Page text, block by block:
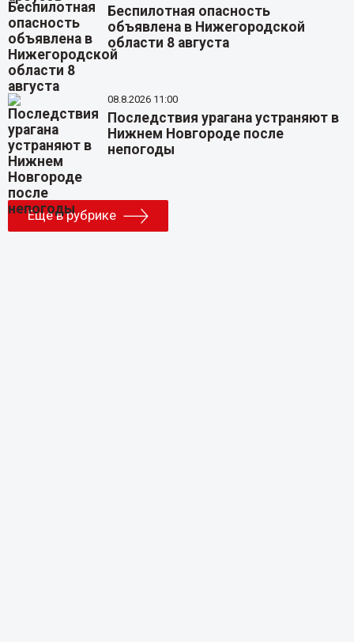
Беспилотная опасность
объявлена в Нижегородской
области 8 августа
08.8.2026 11:00
Последствия урагана устраняют в
Нижнем Новгороде после
непогоды
Еще в рубрике